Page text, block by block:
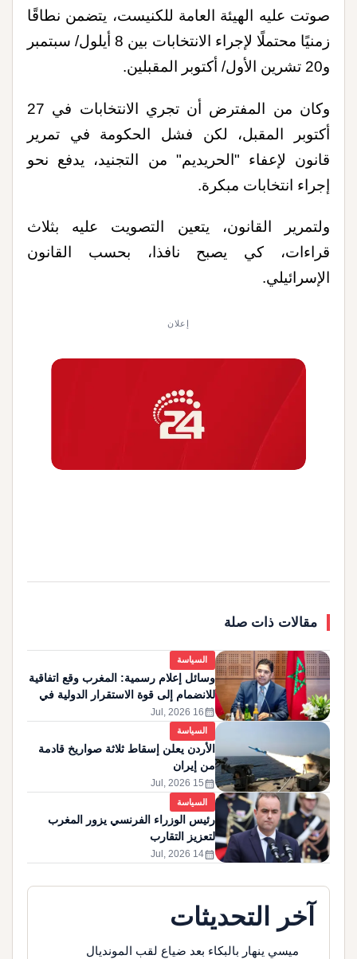
صوتت عليه الهيئة العامة للكنيست، يتضمن نطاقًا
زمنيًا محتملًا لإجراء الانتخابات بين 8 أيلول/ سبتمبر
و20 تشرين الأول/ أكتوبر المقبلين.
وكان من المفترض أن تجري الانتخابات في 27
أكتوبر المقبل، لكن فشل الحكومة في تمرير
قانون لإعفاء "الحريديم" من التجنيد، يدفع نحو
إجراء انتخابات مبكرة.
ولتمرير القانون، يتعين التصويت عليه بثلاث
قراءات، كي يصبح نافذا، بحسب القانون
الإسرائيلي.
إعلان
مقالات ذات صلة
السياسة
وسائل إعلام رسمية: المغرب وقع اتفاقية
للانضمام إلى قوة الاستقرار الدولية في
غزة
calendar_month
16 Jul, 2026
السياسة
الأردن يعلن إسقاط ثلاثة صواريخ قادمة
من إيران
calendar_month
15 Jul, 2026
السياسة
رئيس الوزراء الفرنسي يزور المغرب
لتعزيز التقارب
calendar_month
14 Jul, 2026
آخر التحديثات
ميسي ينهار بالبكاء بعد ضياع لقب المونديال